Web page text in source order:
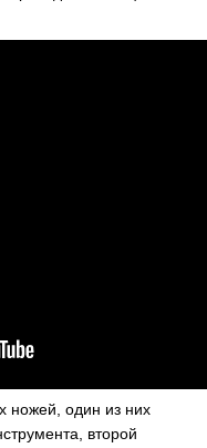
ножей, один из них
второй